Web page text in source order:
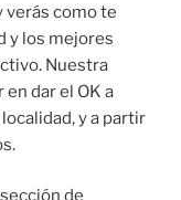
verás como te
y los mejores
Nuestra
dar el OK a
y a partir
de